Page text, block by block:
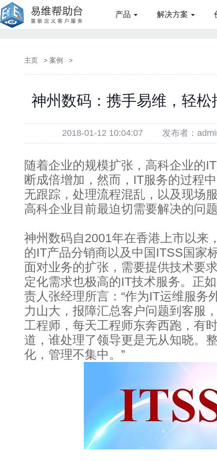
产品 解决方案
主页 > 案例 >
神州数码：携手易维，轻
2018-01-12 10:04:07 发布者：
随着企业的规模扩张，高科企业的
断成倍增加，然而，IT服务的过程
无跟踪，处理流程混乱，以及现场
高科企业目前最迫切需要解决的问
神州数码自2001年在香港上市以来
的IT产品分销商以及中国ITSS国家
面对业务的扩张，需要提供技术要
定化需求也极高的IT技术服务。正
责人张经理所言：“作为IT运维服务
力山大，报障汇总客户问题到客服
工程师，每天工程师东奔西跑，有
道，谁处理了领导更是无从知晓。
化，管理不集中。”